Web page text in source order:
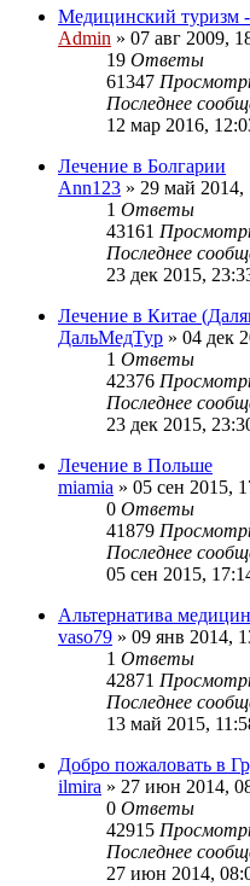
Медицинский туризм
Admin » 07 авг 2009,
19 Ответы
61347
Последнее
12 мар 2016,
Лечение в Болгарии
Ann123 » 29 май 2014,
1 Ответы
43161
Последнее
23 дек 2015,
Лечение в Китае
ДальМедТур » 04 дек
1 Ответы
42376
Последнее
23 дек 2015,
Лечение в Польше
miamia » 05 сен 2015,
0 Ответы
41879
Последнее
05 сен 2015,
Альтернатива
vaso79 » 09 янв 2014,
1 Ответы
42871
Последнее
13 май 2015,
Добро пожаловать в
ilmira » 27 июн 2014,
0 Ответы
42915
Последнее
27 июн 2014,